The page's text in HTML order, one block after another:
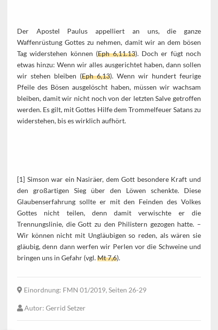
Der Apostel Paulus appelliert an uns, die ganze
Waffenrüstung Gottes zu nehmen, damit wir an dem bösen
Tag widerstehen können (Eph 6,11.13). Doch er fügt noch
etwas hinzu: Wenn wir alles ausgerichtet haben, dann sollen
wir stehen bleiben (Eph 6,13). Wenn wir hundert feurige
Pfeile des Bösen ausgelöscht haben, müssen wir wachsam
bleiben, damit wir nicht noch von der letzten Salve getroffen
werden. Es gilt, mit Gottes Hilfe dem Trommelfeuer Satans zu
widerstehen, bis es wirklich aufhört.
[1] Simson war ein Nasiräer, dem Gott besondere Kraft und
den großartigen Sieg über den Löwen schenkte. Diese
Glaubenserfahrung sollte er mit den Feinden des Volkes
Gottes nicht teilen, denn damit verwischte er die
Trennungslinie, die Gott zu den Philistern gezogen hatte. –
Wir können nicht mit Ungläubigen so reden, als wären sie
gläubig, denn dann werfen wir Perlen vor die Schweine und
bringen uns in Gefahr (vgl.Mt 7,6).
Einordnung: FMN 01/2019, Seiten 26-29
Autor: Gerrid Setzer